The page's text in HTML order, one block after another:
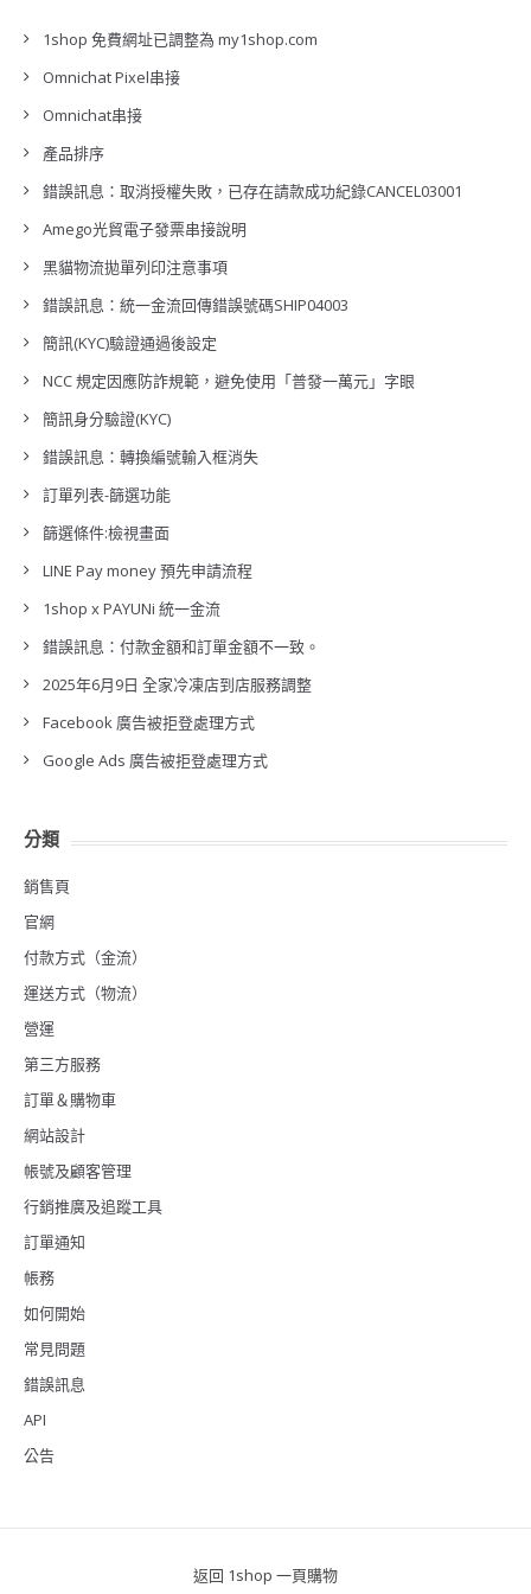
1shop 免費網址已調整為 my1shop.com
Omnichat Pixel串接
Omnichat串接
產品排序
錯誤訊息：取消授權失敗，已存在請款成功紀錄CANCEL03001
Amego光貿電子發票串接說明
黑貓物流拋單列印注意事項
錯誤訊息：統一金流回傳錯誤號碼SHIP04003
簡訊(KYC)驗證通過後設定
NCC 規定因應防詐規範，避免使用「普發一萬元」字眼
簡訊身分驗證(KYC)
錯誤訊息：轉換編號輸入框消失
訂單列表-篩選功能
篩選條件:檢視畫面
LINE Pay money 預先申請流程
1shop x PAYUNi 統一金流
錯誤訊息：付款金額和訂單金額不一致。
2025年6月9日 全家冷凍店到店服務調整
Facebook 廣告被拒登處理方式
Google Ads 廣告被拒登處理方式
分類
銷售頁
官網
付款方式（金流）
運送方式（物流）
營運
第三方服務
訂單＆購物車
網站設計
帳號及顧客管理
行銷推廣及追蹤工具
訂單通知
帳務
如何開始
常見問題
錯誤訊息
API
公告
返回 1shop 一頁購物